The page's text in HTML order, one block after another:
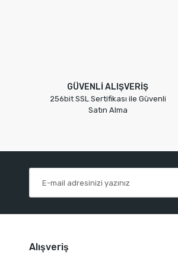
GÜVENLİ ALIŞVERİŞ
256bit SSL Sertifikası ile Güvenli
Satın Alma
Alışveriş